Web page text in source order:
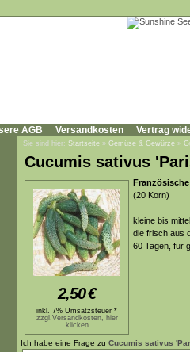
AGB Versandkosten Vertrag
Sie sind hier: Startseite » Gemüse & Gewürze »
Cucumis sativus
2,50€
inkl. 7% Umsatzsteuer *
zzgl.Versandkosten, hier
klicken
(20 Korn)
kleine bis
die frisch aus
60 Tagen, für
Ich habe eine Frage zu Cucumis sativus